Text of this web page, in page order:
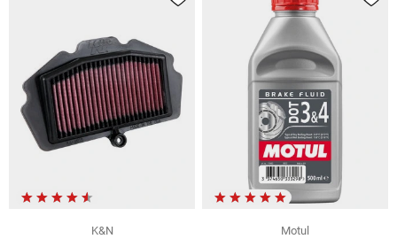
K&N
Motul